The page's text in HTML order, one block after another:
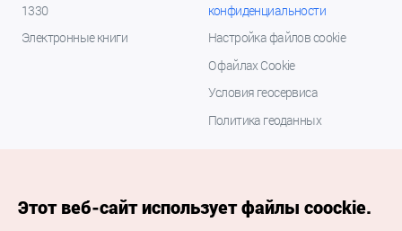
1330
Электронные книги
конфиденциальности
Настройка файлов cookie
О файлах Cookie
Условия геосервиса
Политика геоданных
Этот веб-сайт использует файлы coockie.